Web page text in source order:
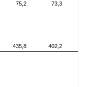
75,2
73,3
435,8
402,2